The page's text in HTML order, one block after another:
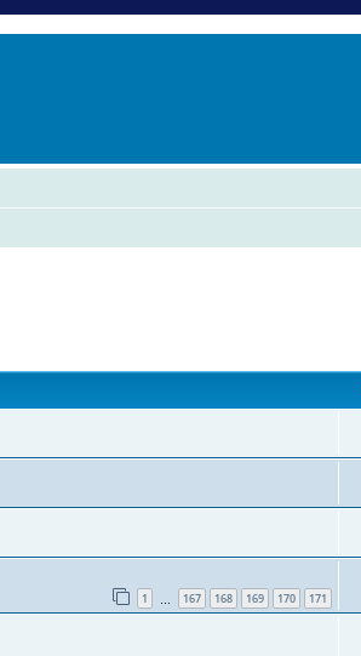
1 167 168 169 170 171